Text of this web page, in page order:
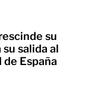
su
salida al
España